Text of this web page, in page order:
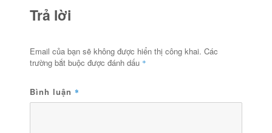
Trả lời
Email của bạn sẽ không được hiển thị công khai. Các
trường bắt buộc được đánh dấu *
Bình luận *